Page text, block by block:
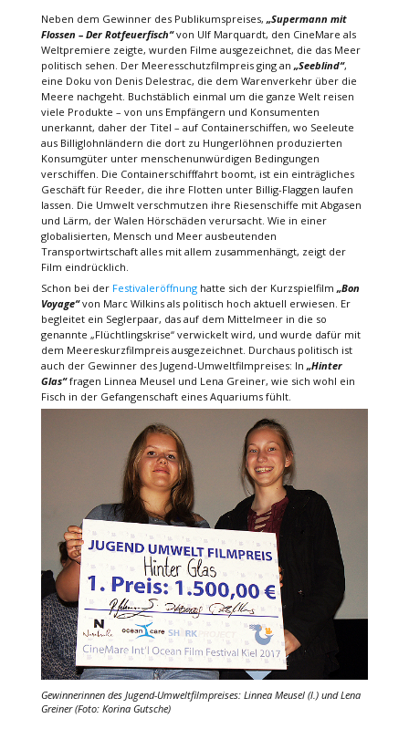
Neben dem Gewinner des Publikumspreises, „Supermann mit
Flossen – Der Rotfeuerfisch“von Ulf Marquardt, den CineMare als
Weltpremiere zeigte, wurden Filme ausgezeichnet, die das Meer
politisch sehen. Der Meeresschutzfilmpreis ging an „Seeblind“,
eine Doku von Denis Delestrac, die dem Warenverkehr über die
Meere nachgeht. Buchstäblich einmal um die ganze Welt reisen
viele Produkte – von uns Empfängern und Konsumenten
unerkannt, daher der Titel – auf Containerschiffen, wo Seeleute
aus Billiglohnländern die dort zu Hungerlöhnen produzierten
Konsumgüter unter menschenunwürdigen Bedingungen
verschiffen. Die Containerschifffahrt boomt, ist ein einträgliches
Geschäft für Reeder, die ihre Flotten unter Billig-Flaggen laufen
lassen. Die Umwelt verschmutzen ihre Riesenschiffe mit Abgasen
und Lärm, der Walen Hörschäden verursacht. Wie in einer
globalisierten, Mensch und Meer ausbeutenden
Transportwirtschaft alles mit allem zusammenhängt, zeigt der
Film eindrücklich.
Schon bei der Festivaleröffnunghatte sich der Kurzspielfilm „Bon
Voyage“von Marc Wilkins als politisch hoch aktuell erwiesen. Er
begleitet ein Seglerpaar, das auf dem Mittelmeer in die so
genannte „Flüchtlingskrise“ verwickelt wird, und wurde dafür mit
dem Meereskurzfilmpreis ausgezeichnet. Durchaus politisch ist
auch der Gewinner des Jugend-Umweltfilmpreises: In „Hinter
Glas“fragen Linnea Meusel und Lena Greiner, wie sich wohl ein
Fisch in der Gefangenschaft eines Aquariums fühlt.
Gewinnerinnen des Jugend-Umweltfilmpreises: Linnea Meusel (l.) und Lena
Greiner (Foto: Korina Gutsche)